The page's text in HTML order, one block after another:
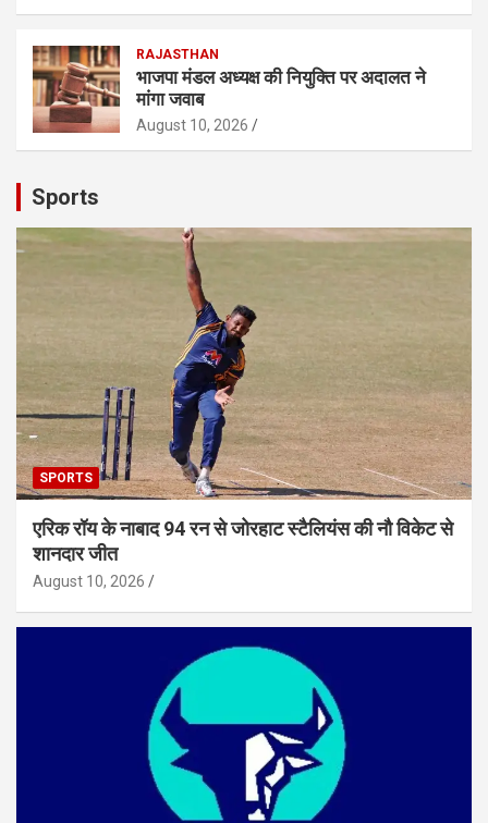
RAJASTHAN
भाजपा मंडल अध्यक्ष की नियुक्ति पर अदालत ने
मांगा जवाब
August 10, 2026
Sports
SPORTS
एरिक रॉय के नाबाद 94 रन से जोरहाट स्टैलियंस की नौ विकेट से
शानदार जीत
August 10, 2026